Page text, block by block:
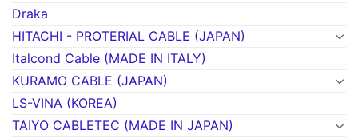
Draka
HITACHI - PROTERIAL CABLE (JAPAN)
Italcond Cable (MADE IN ITALY)
KURAMO CABLE (JAPAN)
LS-VINA (KOREA)
TAIYO CABLETEC (MADE IN JAPAN)